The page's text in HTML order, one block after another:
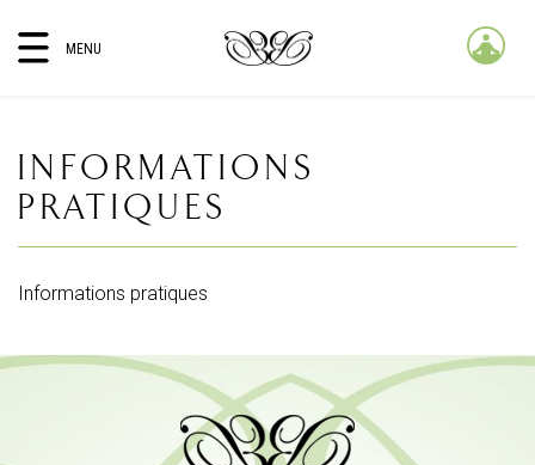
MENU
INFORMATIONS
PRATIQUES
Informations pratiques